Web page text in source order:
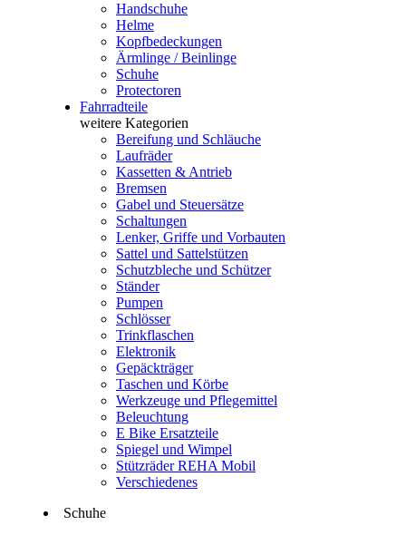
Handschuhe
Helme
Kopfbedeckungen
Ärmlinge / Beinlinge
Schuhe
Protectoren
Fahrradteile
weitere Kategorien
Bereifung und Schläuche
Laufräder
Kassetten & Antrieb
Bremsen
Gabel und Steuersätze
Schaltungen
Lenker, Griffe und Vorbauten
Sattel und Sattelstützen
Schutzbleche und Schützer
Ständer
Pumpen
Schlösser
Trinkflaschen
Elektronik
Gepäckträger
Taschen und Körbe
Werkzeuge und Pflegemittel
Beleuchtung
E Bike Ersatzteile
Spiegel und Wimpel
Stützräder REHA Mobil
Verschiedenes
Schuhe